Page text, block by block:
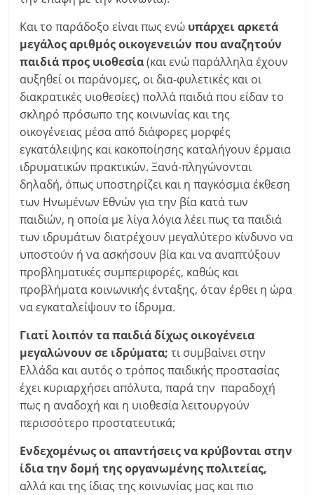
Και το παράδοξο είναι πως ενώ υπάρχει αρκετά
μεγάλος αριθμός οικογενειών που αναζητούν
παιδιά προς υιοθεσία(και ενώ παράλληλα έχουν
αυξηθεί οι παράνομες, οι δια-φυλετικές και οι
διακρατικές υιοθεσίες) πολλά παιδιά που είδαν το
σκληρό πρόσωπο της κοινωνίας και της
οικογένειας μέσα από διάφορες μορφές
εγκατάλειψης και κακοποίησης καταλήγουν έρμαια
ιδρυματικών πρακτικών. Ξανά-πληγώνονται
δηλαδή, όπως υποστηρίζει και η παγκόσμια έκθεση
των Ηνωμένων Εθνών για την βία κατά των
παιδιών, η οποία με λίγα λόγια λέει πως τα παιδιά
των ιδρυμάτων διατρέχουν μεγαλύτερο κίνδυνο να
υποστούν ή να ασκήσουν βία και να αναπτύξουν
προβληματικές συμπεριφορές, καθώς και
προβλήματα κοινωνικής ένταξης, όταν έρθει η ώρα
να εγκαταλείψουν το ίδρυμα.
Γιατί λοιπόν τα παιδιά δίχως οικογένεια
μεγαλώνουν σε ιδρύματα; τι συμβαίνει στην
Ελλάδα και αυτός ο τρόπος παιδικής προστασίας
έχει κυριαρχήσει απόλυτα, παρά την παραδοχή
πως η αναδοχή και η υιοθεσία λειτουργούν
περισσότερο προστατευτικά;
Ενδεχομένως οι απαντήσεις να κρύβονται στην
ίδια την δομή της οργανωμένης πολιτείας,
αλλά και της ίδιας της κοινωνίας μας και πιο